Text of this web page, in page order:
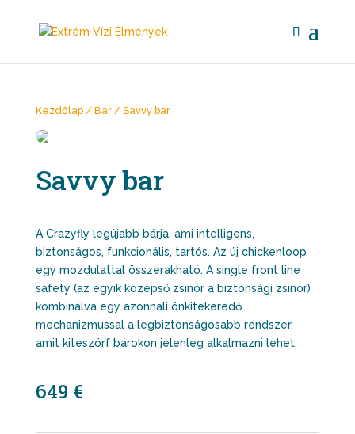
Kezdőlap/ Bár/ Savvy bar
Savvy bar
A Crazyfly legújabb bárja, ami intelligens,
biztonságos, funkcionális, tartós. Az új chickenloop
egy mozdulattal összerakható. A single front line
safety (az egyik középső zsinór a biztonsági zsinór)
kombinálva egy azonnali önkitekeredő
mechanizmussal a legbiztonságosabb rendszer,
amit kiteszörf bárokon jelenleg alkalmazni lehet.
649 €